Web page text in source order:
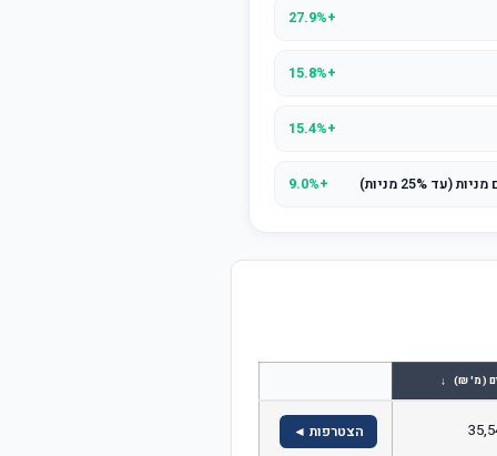
+27.9%
+15.8%
+15.4%
25% מניות) +9.0%
(מ' ₪) ↓
הצטרפות ◄